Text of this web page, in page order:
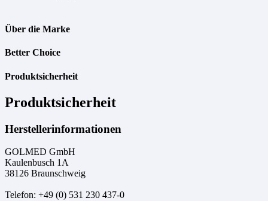
Über die Marke
Better Choice
Produktsicherheit
Produktsicherheit
Herstellerinformationen
GOLMED GmbH
Kaulenbusch 1A
38126 Braunschweig
Telefon: +49 (0) 531 230 437-0